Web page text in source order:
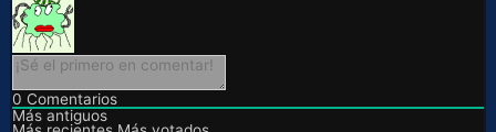
0 Comentarios
Más antiguos